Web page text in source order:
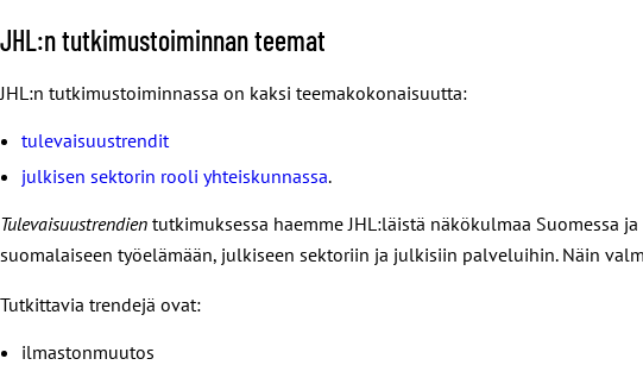
JHL:n tutkimustoiminnan teemat
JHL:n tutkimustoiminnassa on kaksi teemakokonaisuutta:
tulevaisuustrendit
julkisen sektorin rooli yhteiskunnassa.
Tulevaisuustrendien tutkimuksessa haemme JHL:läistä näkökulmaa
suomalaiseen työelämään, julkiseen sektoriin ja julkisiin palveluihin. Näin
Tutkittavia trendejä ovat:
ilmastonmuutos